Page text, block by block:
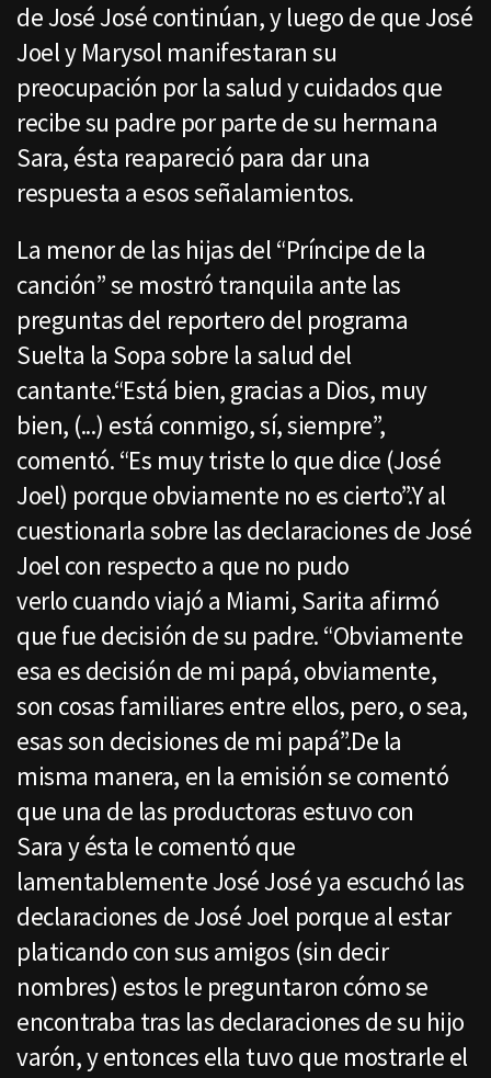
de José José continúan, y luego de que José
Joel y Marysol manifestaran su
preocupación por la salud y cuidados que
recibe su padre por parte de su hermana
Sara, ésta reapareció para dar una
respuesta a esos señalamientos.
La menor de las hijas del “Príncipe de la
canción” se mostró tranquila ante las
preguntas del reportero del programa
Suelta la Sopa sobre la salud del
cantante.“Está bien, gracias a Dios, muy
bien, (...) está conmigo, sí, siempre”,
comentó. “Es muy triste lo que dice (José
Joel) porque obviamente no es cierto”.Y al
cuestionarla sobre las declaraciones de José
Joel con respecto a que no pudo
verlo cuando viajó a Miami, Sarita afirmó
que fue decisión de su padre. “Obviamente
esa es decisión de mi papá, obviamente,
son cosas familiares entre ellos, pero, o sea,
esas son decisiones de mi papá”.De la
misma manera, en la emisión se comentó
que una de las productoras estuvo con
Sara y ésta le comentó que
lamentablemente José José ya escuchó las
declaraciones de José Joel porque al estar
platicando con sus amigos (sin decir
nombres) estos le preguntaron cómo se
encontraba tras las declaraciones de su hijo
varón, y entonces ella tuvo que mostrarle el